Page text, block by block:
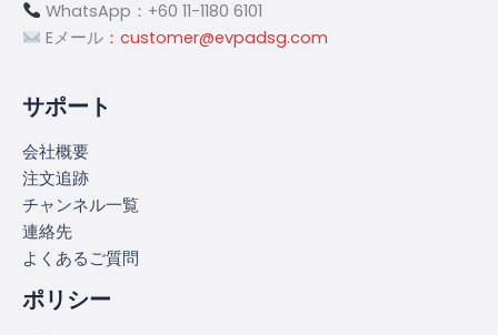
WhatsApp：+60 11-1180 6101
Eメール：customer@evpadsg.com
サポート
会社概要
注文追跡
チャンネル一覧
連絡先
よくあるご質問
ポリシー